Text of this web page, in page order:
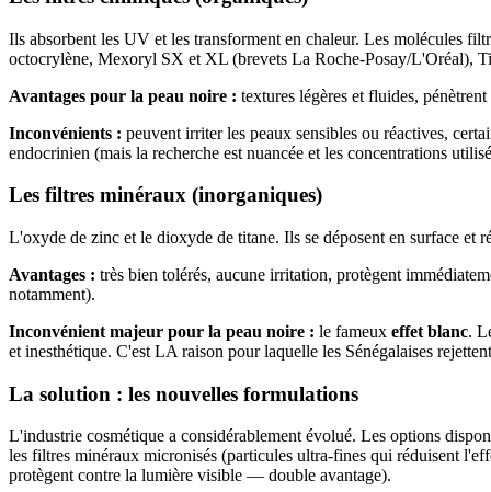
Ils absorbent les UV et les transforment en chaleur. Les molécules
octocrylène, Mexoryl SX et XL (brevets La Roche-Posay/L'Oréal),
Avantages pour la peau noire : textures légères et fluides,
Inconvénients : peuvent irriter les peaux sensibles ou réactives,
endocrinien (mais la recherche est nuancée et les concentrations
Les filtres minéraux (inorganiques)
L'oxyde de zinc et le dioxyde de titane. Ils se déposent en surface
Avantages : très bien tolérés, aucune irritation, protègent
notamment).
Inconvénient majeur pour la peau noire : le fameux effet blanc.
et inesthétique. C'est LA raison pour laquelle les Sénégalaises
La solution : les nouvelles formulations
L'industrie cosmétique a considérablement évolué. Les options
les filtres minéraux micronisés (particules ultra-fines qui réduisent
protègent contre la lumière visible — double avantage).